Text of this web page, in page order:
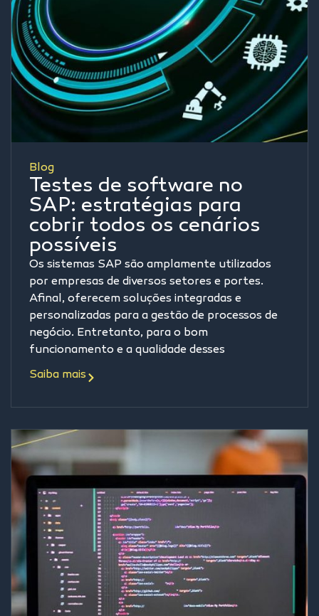
Blog
Testes de software no
SAP: estratégias para
cobrir todos os cenários
possíveis
Os sistemas SAP são amplamente utilizados
por empresas de diversos setores e portes.
Afinal, oferecem soluções integradas e
personalizadas para a gestão de processos de
negócio. Entretanto, para o bom
funcionamento e a qualidade desses
Saiba mais